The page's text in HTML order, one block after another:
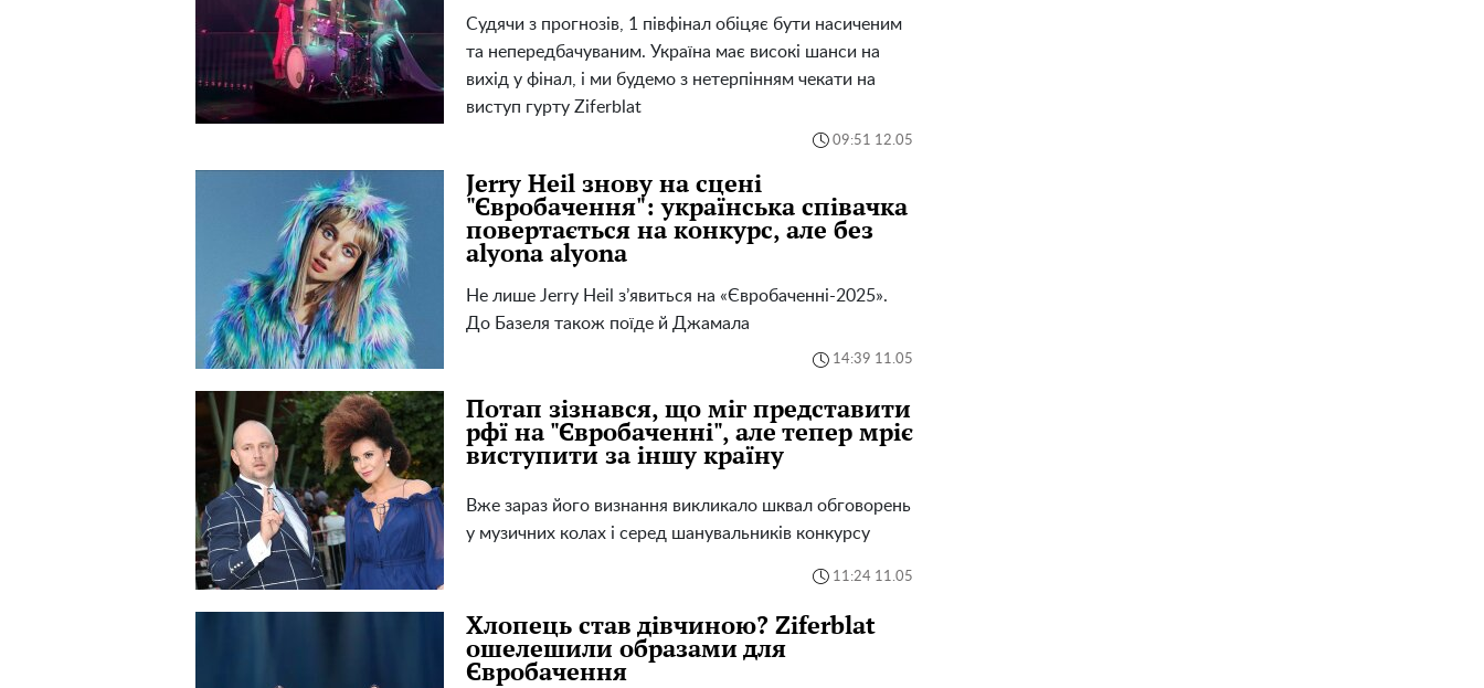
Судячи з прогнозів, 1 півфінал обіцяє бути насиченим
та непередбачуваним. Україна має високі шанси на
вихід у фінал, і ми будемо з нетерпінням чекати на
виступ гурту Ziferblat
09:51 12.05
Jerry Heil знову на сцені
"Євробачення": українська співачка
повертається на конкурс, але без
alyona alyona
Не лише Jerry Heil з’явиться на «Євробаченні-2025».
До Базеля також поїде й Джамала
14:39 11.05
Потап зізнався, що міг представити
рфї на "Євробаченні", але тепер мріє
виступити за іншу країну
Вже зараз його визнання викликало шквал обговорень
у музичних колах і серед шанувальників конкурсу
11:24 11.05
Хлопець став дівчиною? Ziferblat
ошелешили образами для
Євробачення